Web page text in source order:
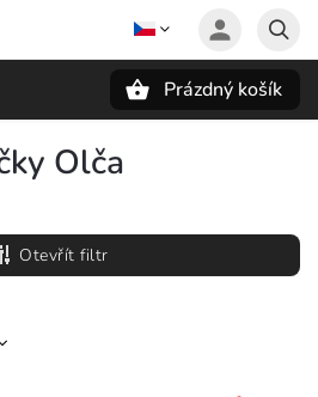
Prázdný košík
Olča
Otevřít filtr